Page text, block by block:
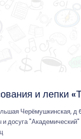
и лепки
Черёмушкинская, д
и досуга "Академический"